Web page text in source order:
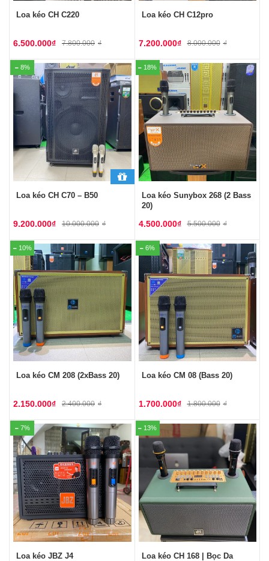
Loa kéo CH C220
7.800.000 ₫
6.500.000₫
Loa kéo CH C12pro
8.000.000 ₫
7.200.000₫
8%
Loa kéo CH C70 – B50
10.000.000 ₫
9.200.000₫
18%
Loa kéo Sunybox 268 (2 Bass
20)
5.500.000 ₫
4.500.000₫
10%
Loa kéo CM 208 (2xBass 20)
2.400.000 ₫
2.150.000₫
6%
Loa kéo CM 08 (Bass 20)
1.800.000 ₫
1.700.000₫
7%
Loa kéo JBZ J4
13%
Loa kéo CH 168 | Bọc Da